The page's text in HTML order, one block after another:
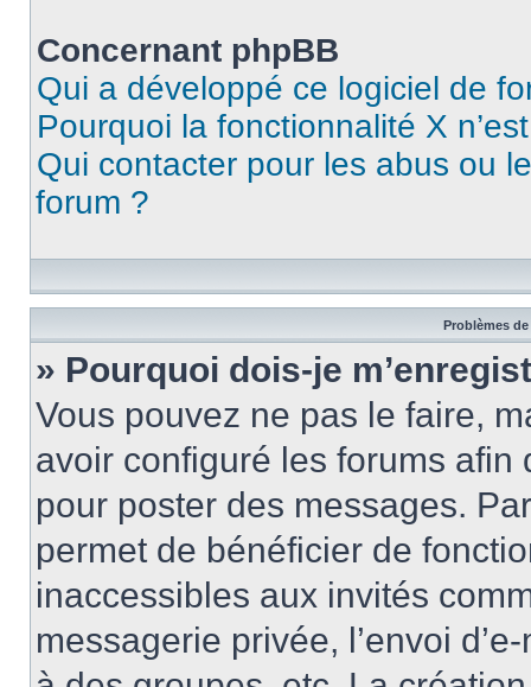
Concernant phpBB
Qui a développé ce logiciel de
Pourquoi la fonctionnalité X
Qui contacter pour les abus ou
forum ?
Problèmes
» Pourquoi dois-je
Vous pouvez ne pas le faire,
avoir configuré les forums afin
pour poster des messages.
permet de bénéficier de
inaccessibles aux invités
messagerie privée, l’envoi